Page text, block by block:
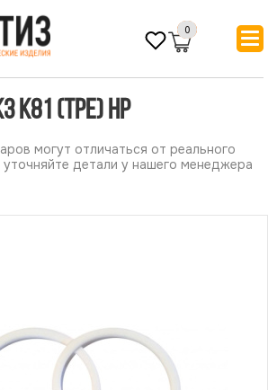
0
К81 (ТРЕ) НР
могут отличаться от реального
детали у нашего менеджера